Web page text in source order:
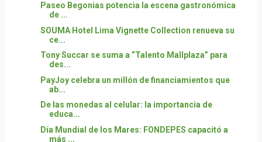
Paseo Begonias potencia la escena gastronómica
de ...
SOUMA Hotel Lima Vignette Collection renueva su
ce...
Tony Succar se suma a “Talento Mallplaza” para
des...
PayJoy celebra un millón de financiamientos que
ab...
De las monedas al celular: la importancia de
educa...
Día Mundial de los Mares: FONDEPES capacitó a
más ...